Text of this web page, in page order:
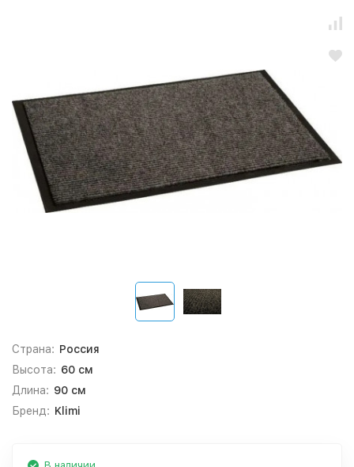
Страна: Россия
Высота: 60 см
Длина: 90 см
Бренд: Klimi